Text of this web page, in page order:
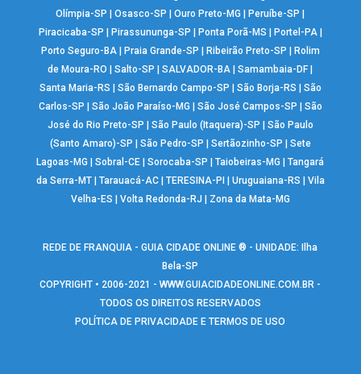
Olímpia-SP |Osasco-SP |Ouro Preto-MG |Peruíbe-SP |
Piracicaba-SP | Pirassununga-SP | Ponta Porã-MS | Portel-PA|
Porto Seguro-BA| Praia Grande-SP | Ribeirão Preto-SP | Rolim
de Moura-RO |Salto-SP |SALVADOR-BA |Samambaia-DF |
Santa Maria-RS | São Bernardo Campo-SP | São Borja-RS | São
Carlos-SP | São João Paraíso-MG | São José Campos-SP | São
José do Rio Preto-SP | São Paulo (Itaquera)-SP | São Paulo
(Santo Amaro)-SP | São Pedro-SP | Sertãozinho-SP | Sete
Lagoas-MG |Sobral-CE |Sorocaba-SP |Taiobeiras-MG |Tangará
da Serra-MT| Tarauacá-AC| TERESINA-PI | Uruguaiana-RS | Vila
Velha-ES | Volta Redonda-RJ | Zona da Mata-MG
REDE DE FRANQUIA - GUIA CIDADE ONLINE ® - UNIDADE: Ilha
Bela-SP
COPYRIGHT • 2006-2021 -WWW.GUIACIDADEONLINE.COM.BR -
TODOS OS DIREITOS RESERVADOS
POLÍTICA DE PRIVACIDADE E TERMOS DE USO